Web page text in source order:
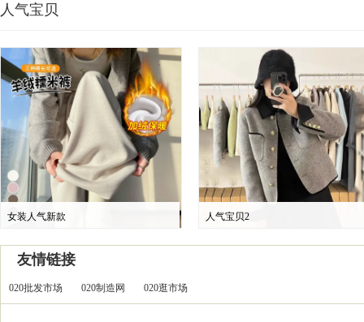
人气宝贝
女装人气新款 人气宝贝2
友情链接
020批发市场 020制造网 020逛市场